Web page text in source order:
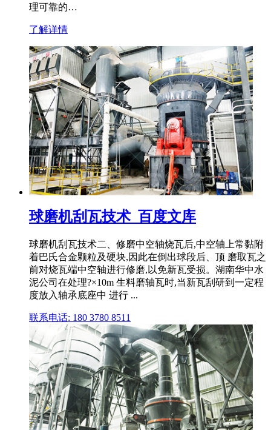
理可靠的…
了解详情
球磨机刮瓦技术_百度文库
球磨机刮瓦技术二、修磨中空轴烧瓦后,中空轴上常黏附
着巴氏合金颗粒及硬块,因此在倒出球段后、顶 磨取瓦之
前对烧瓦端中空轴进行修磨,以免新瓦受损。湖南华中水
泥公司在处理?×10m 生料磨轴瓦时,当新瓦刮研到一定程
度放入轴承底座中 进行 ...
联系电话: 180 3780 8511